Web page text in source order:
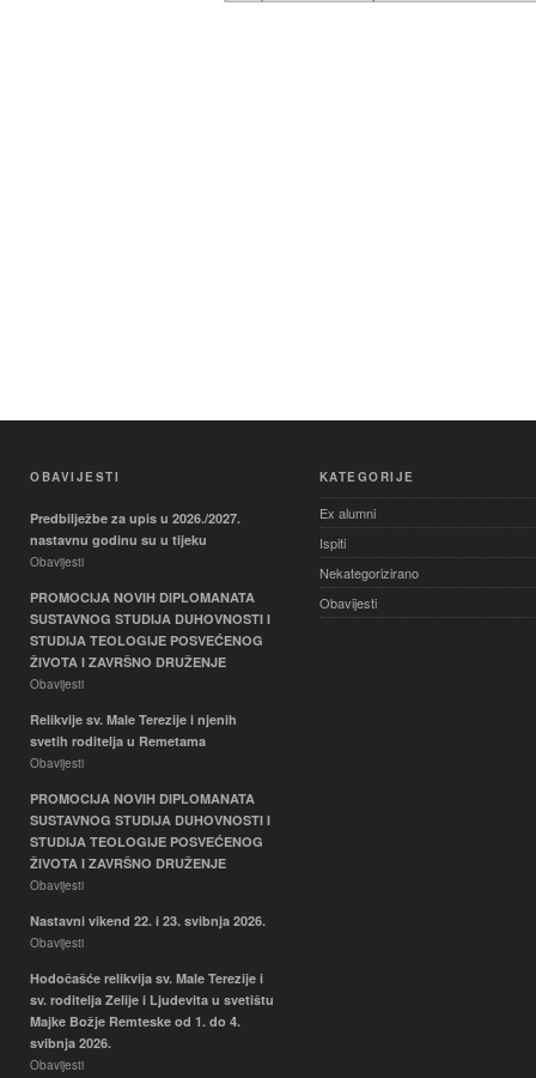
OBAVIJESTI
Predbilježbe za upis u 2026./2027.
nastavnu godinu su u tijeku
Obavijesti
PROMOCIJA NOVIH DIPLOMANATA
SUSTAVNOG STUDIJA DUHOVNOSTI I
STUDIJA TEOLOGIJE POSVEĆENOG
ŽIVOTA I ZAVRŠNO DRUŽENJE
Obavijesti
Relikvije sv. Male Terezije i njenih
svetih roditelja u Remetama
Obavijesti
PROMOCIJA NOVIH DIPLOMANATA
SUSTAVNOG STUDIJA DUHOVNOSTI I
STUDIJA TEOLOGIJE POSVEĆENOG
ŽIVOTA I ZAVRŠNO DRUŽENJE
Obavijesti
Nastavni vikend 22. i 23. svibnja 2026.
Obavijesti
Hodočašće relikvija sv. Male Terezije i
sv. roditelja Zelije i Ljudevita u svetištu
Majke Božje Remteske od 1. do 4.
svibnja 2026.
Obavijesti
KATEGORIJE
Ex alumni
Ispiti
Nekategorizirano
Obavijesti